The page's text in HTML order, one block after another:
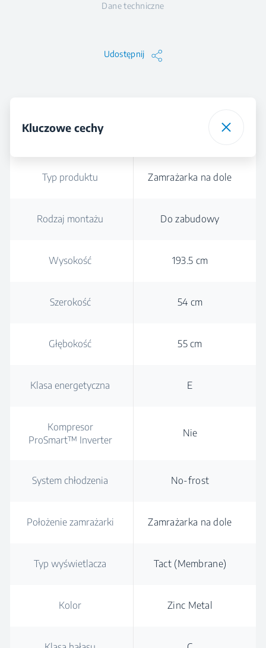
Dane techniczne
Udostępnij
Kluczowe cechy
Typ produktu Zamrażarka na dole
Rodzaj montażu Do zabudowy
Wysokość 193.5 cm
Szerokość 54 cm
Głębokość 55 cm
Klasa energetyczna E
Kompresor
ProSmart™ Inverter
Nie
System chłodzenia No-frost
Położenie zamrażarki Zamrażarka na dole
Typ wyświetlacza Tact (Membrane)
Kolor Zinc Metal